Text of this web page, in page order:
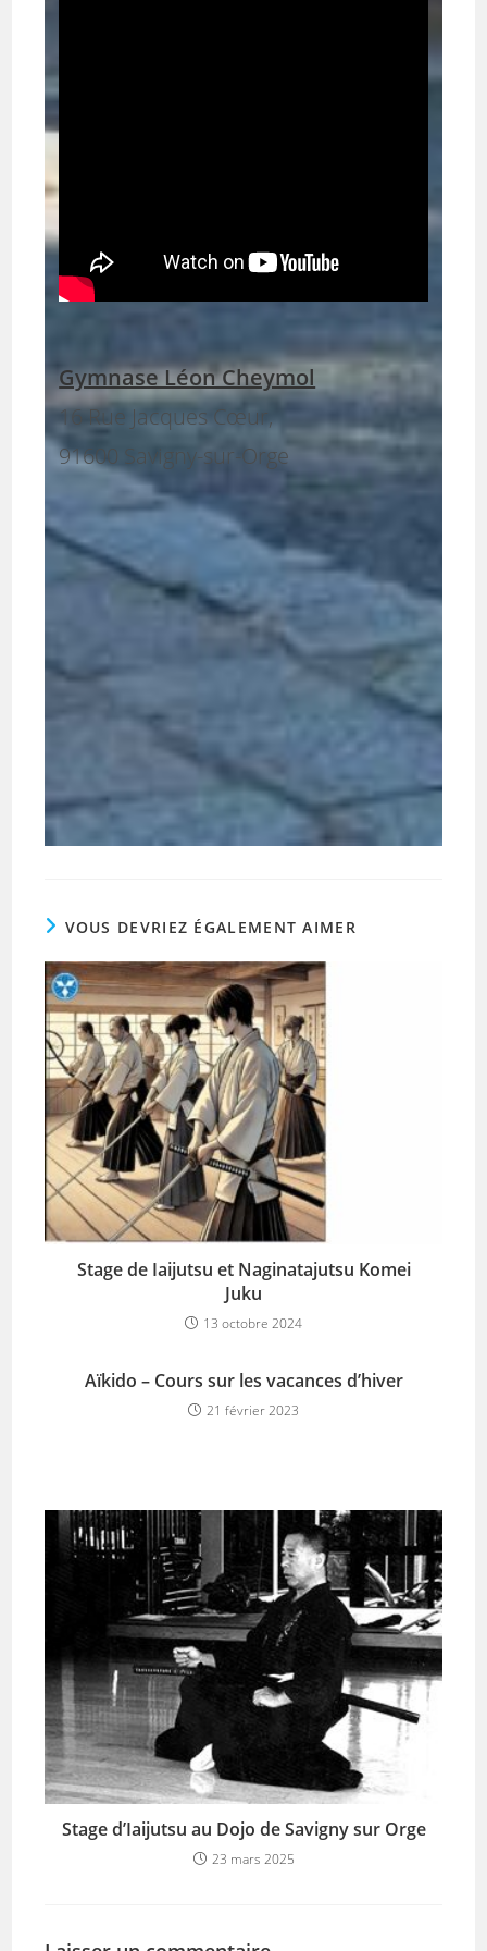
Gymnase Léon Cheymol
16 Rue Jacques Cœur,
91600 Savigny-sur-Orge
VOUS DEVRIEZ ÉGALEMENT AIMER
Stage de Iaijutsu et Naginatajutsu Komei
Juku
13 octobre 2024
Aïkido – Cours sur les vacances d’hiver
21 février 2023
Stage d’Iaijutsu au Dojo de Savigny sur Orge
23 mars 2025